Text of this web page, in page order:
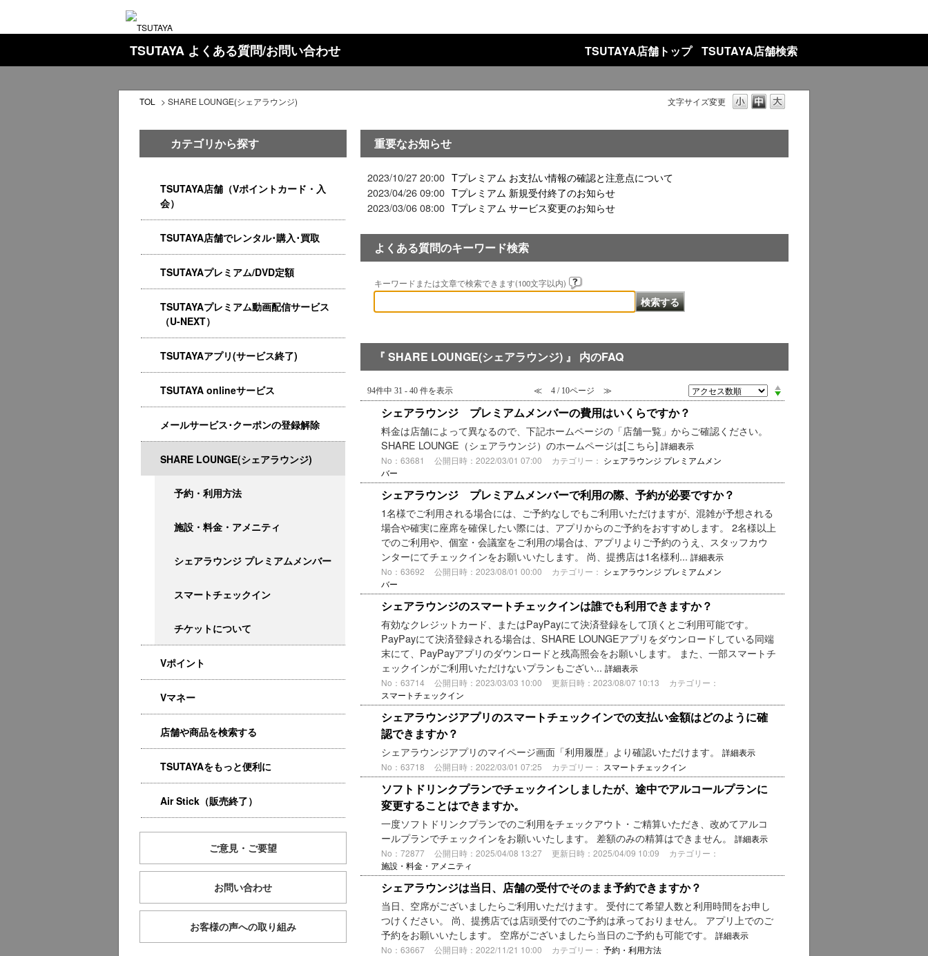
TSUTAYA よくある質問/お問い合わせ TSUTAYA店舗トップ TSUTAYA店舗検索
文字サイズ変更
TOL > SHARE LOUNGE(シェアラウンジ)
カテゴリから探す
TSUTAYA店舗（Vポイントカード・入
会）
TSUTAYA店舗でレンタル･購入･買取
TSUTAYAプレミアム/DVD定額
TSUTAYAプレミアム動画配信サービス
（U-NEXT）
TSUTAYAアプリ(サービス終了)
TSUTAYA onlineサービス
メールサービス･クーポンの登録解除
SHARE LOUNGE(シェアラウンジ)
予約・利用方法
施設・料金・アメニティ
シェアラウンジ プレミアムメンバー
スマートチェックイン
チケットについて
Vポイント
Vマネー
店舗や商品を検索する
TSUTAYAをもっと便利に
Air Stick（販売終了）
ご意見・ご要望
お問い合わせ
お客様の声への取り組み
重要なお知らせ
2023/10/27 20:00 Tプレミアム お支払い情報の確認と注意点について
2023/04/26 09:00 Tプレミアム 新規受付終了のお知らせ
2023/03/06 08:00 Tプレミアム サービス変更のお知らせ
よくある質問のキーワード検索
キーワードまたは文章で検索できます(100文字以内)
『 SHARE LOUNGE(シェアラウンジ) 』 内のFAQ
94件中 31 - 40 件を表示 ≪ 4 / 10ページ ≫
シェアラウンジ プレミアムメンバーの費用はいくらですか？
料金は店舗によって異なるので、下記ホームページの「店舗一覧」からご確認ください。
SHARE LOUNGE（シェアラウンジ）のホームページは[こちら] 詳細表示
No：63681 公開日時：2022/03/01 07:00 カテゴリー： シェアラウンジ プレミアムメン
バー
シェアラウンジ プレミアムメンバーで利用の際、予約が必要ですか？
1名様でご利用される場合には、ご予約なしでもご利用いただけますが、混雑が予想される
場合や確実に座席を確保したい際には、アプリからのご予約をおすすめします。 2名様以上
でのご利用や、個室・会議室をご利用の場合は、アプリよりご予約のうえ、スタッフカウ
ンターにてチェックインをお願いいたします。 尚、提携店は1名様利... 詳細表示
No：63692 公開日時：2023/08/01 00:00 カテゴリー： シェアラウンジ プレミアムメン
バー
シェアラウンジのスマートチェックインは誰でも利用できますか？
有効なクレジットカード、またはPayPayにて決済登録をして頂くとご利用可能です。
PayPayにて決済登録される場合は、SHARE LOUNGEアプリをダウンロードしている同端
末にて、PayPayアプリのダウンロードと残高照会をお願いします。 また、一部スマートチ
ェックインがご利用いただけないプランもござい... 詳細表示
No：63714 公開日時：2023/03/03 10:00 更新日時：2023/08/07 10:13
カテゴリー：
スマートチェックイン
シェアラウンジアプリのスマートチェックインでの支払い金額はどのように確
認できますか？
シェアラウンジアプリのマイページ画面「利用履歴」より確認いただけます。 詳細表示
No：63718 公開日時：2022/03/01 07:25 カテゴリー： スマートチェックイン
ソフトドリンクプランでチェックインしましたが、途中でアルコールプランに
変更することはできますか。
一度ソフトドリンクプランでのご利用をチェックアウト・ご精算いただき、改めてアルコ
ールプランでチェックインをお願いいたします。 差額のみの精算はできません。
詳細表示
No：72877 公開日時：2025/04/08 13:27 更新日時：2025/04/09 10:09
カテゴリー：
施設・料金・アメニティ
シェアラウンジは当日、店舗の受付でそのまま予約できますか？
当日、空席がございましたらご利用いただけます。 受付にて希望人数と利用時間をお申し
つけください。 尚、提携店では店頭受付でのご予約は承っておりません。 アプリ上でのご
予約をお願いいたします。 空席がございましたら当日のご予約も可能です。
詳細表示
No：63667 公開日時：2022/11/21 10:00 カテゴリー： 予約・利用方法